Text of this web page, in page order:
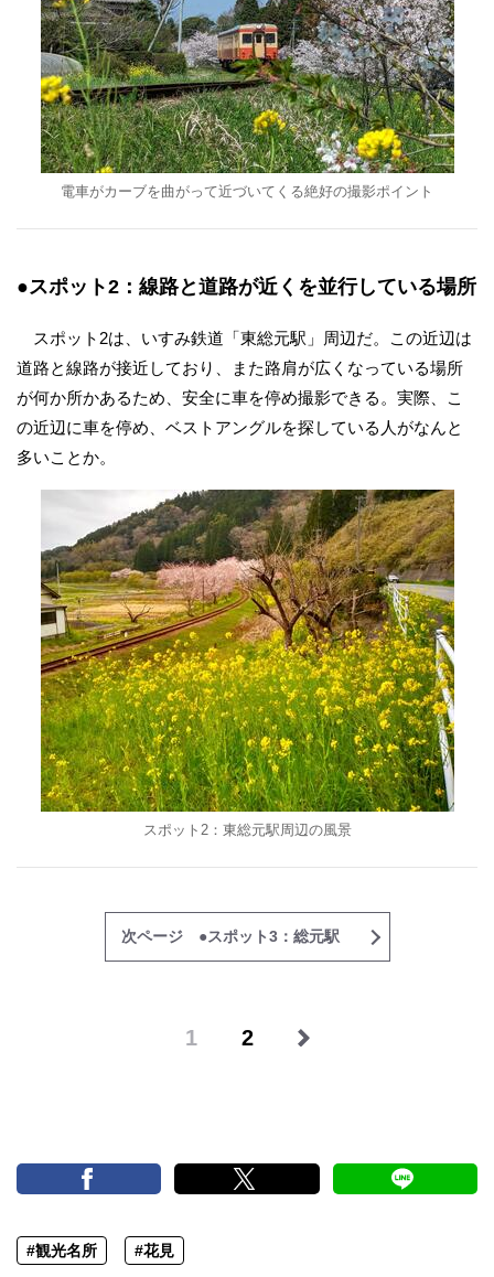
電車がカーブを曲がって近づいてくる絶好の撮影ポイント
●スポット2：線路と道路が近くを並行している場所
スポット2は、いすみ鉄道「東総元駅」周辺だ。この近辺は
道路と線路が接近しており、また路肩が広くなっている場所
が何か所かあるため、安全に車を停め撮影できる。実際、こ
の近辺に車を停め、ベストアングルを探している人がなんと
多いことか。
スポット2：東総元駅周辺の風景
次ページ ●スポット3：総元駅
1 2
#観光名所 #花見